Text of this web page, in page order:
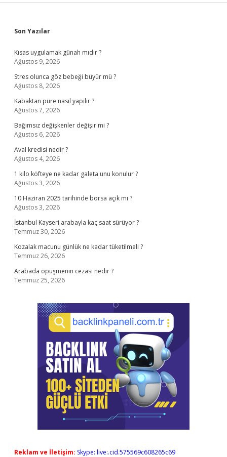
Sidebar
Son Yazılar
Kısas uygulamak günah mıdır ?
Ağustos 9, 2026
Stres olunca göz bebeği büyür mü ?
Ağustos 8, 2026
Kabaktan püre nasıl yapılır ?
Ağustos 7, 2026
Bağımsız değişkenler değişir mi ?
Ağustos 6, 2026
Aval kredisi nedir ?
Ağustos 4, 2026
1 kilo köfteye ne kadar galeta unu konulur ?
Ağustos 3, 2026
10 Haziran 2025 tarihinde borsa açık mı ?
Ağustos 3, 2026
İstanbul Kayseri arabayla kaç saat sürüyor ?
Temmuz 30, 2026
Kozalak macunu günlük ne kadar tüketilmeli ?
Temmuz 26, 2026
Arabada öpüşmenin cezası nedir ?
Temmuz 25, 2026
Reklam ve İletişim: Skype: live:.cid.575569c608265c69